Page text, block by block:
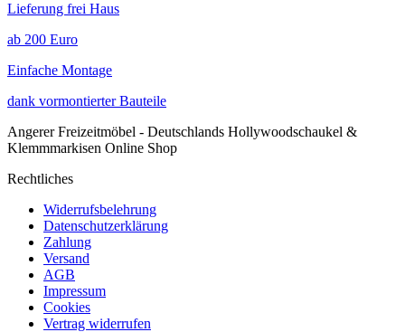
Lieferung frei Haus
ab 200 Euro
Einfache Montage
dank vormontierter Bauteile
Angerer Freizeitmöbel - Deutschlands Hollywoodschaukel &
Klemmmarkisen Online Shop
Rechtliches
Widerrufsbelehrung
Datenschutzerklärung
Zahlung
Versand
AGB
Impressum
Cookies
Vertrag widerrufen